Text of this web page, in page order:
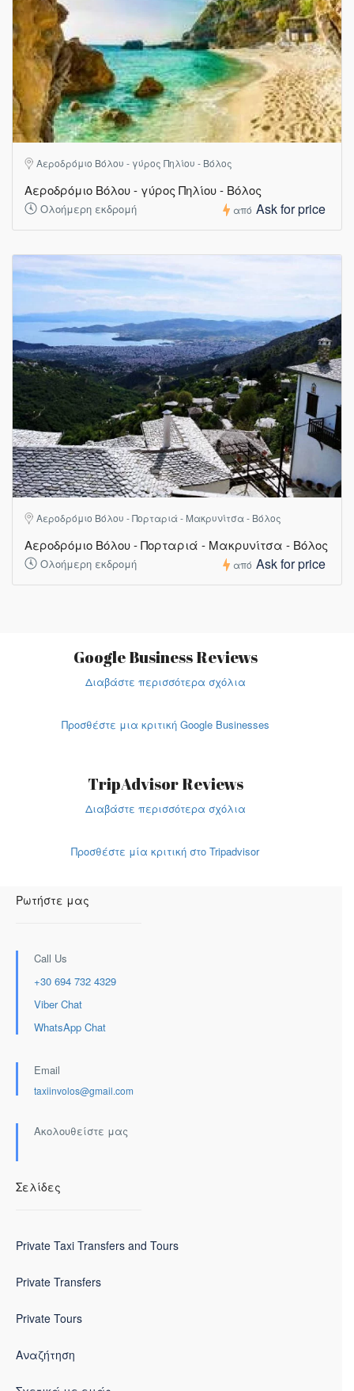
Αεροδρόμιο Βόλου - γύρος Πηλίου - Βόλος
Αεροδρόμιο Βόλου - γύρος Πηλίου - Βόλος
Ολοήμερη εκδρομή από Ask for price
Αεροδρόμιο Βόλου - Πορταριά - Μακρυνίτσα - Βόλος
Αεροδρόμιο Βόλου - Πορταριά - Μακρυνίτσα - Βόλος
Ολοήμερη εκδρομή από Ask for price
Google Business Reviews
Διαβάστε περισσότερα σχόλια
Προσθέστε μια κριτική Google Businesses
TripAdvisor Reviews
Διαβάστε περισσότερα σχόλια
Προσθέστε μία κριτική στο Tripadvisor
Ρωτήστε μας
Call Us
+30 694 732 4329
Viber Chat
WhatsApp Chat
Email
taxiinvolos@gmail.com
Ακολουθείστε μας
Σελίδες
Private Taxi Transfers and Tours
Private Transfers
Private Tours
Αναζήτηση